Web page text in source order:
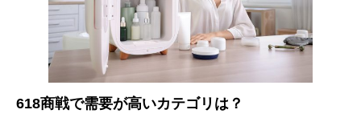
618商戦で需要が高いカテゴリは？